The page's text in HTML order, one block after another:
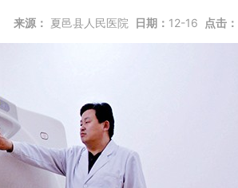
来源： 夏邑县人民医院 日期： 12-16 点击：